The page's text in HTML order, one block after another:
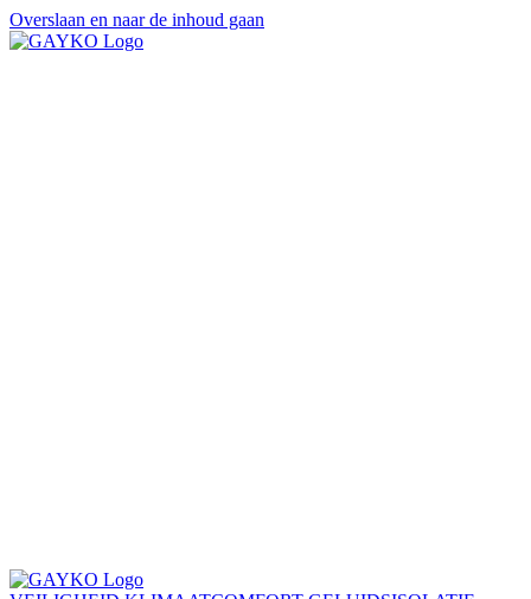
Overslaan en naar de inhoud gaan